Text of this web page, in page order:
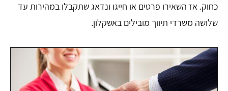
כחוק. אז השאירו פרטים או חייגו ונדאג שתקבלו במהירות עד
שלושה משרדי תיווך מובילים באשקלון.